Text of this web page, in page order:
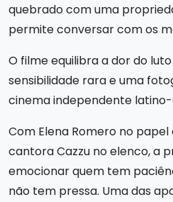
quebrado com uma
permite conversar com os
O filme equilibra a dor do
sensibilidade rara e uma
cinema independente
Com Elena Romero no papel
cantora Cazzu no elenco, a
emocionar quem tem
não tem pressa. Uma das